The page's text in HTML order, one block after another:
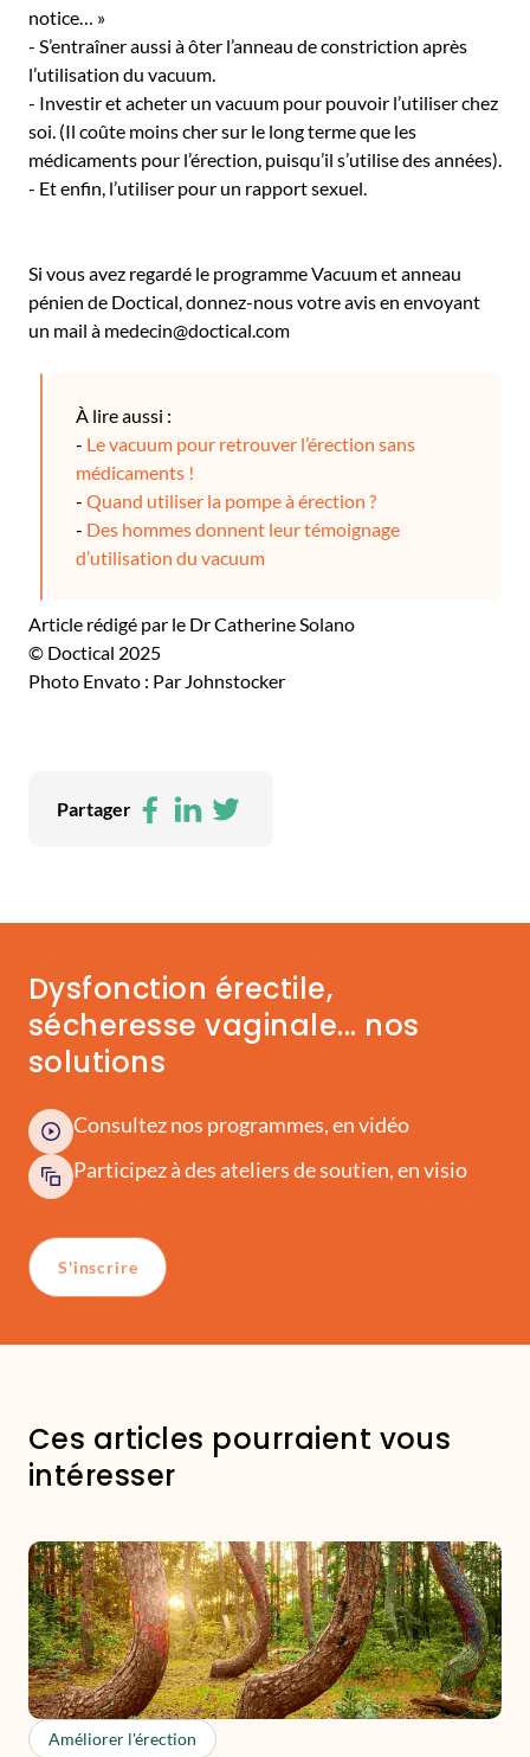
notice… »
- S’entraîner aussi à ôter l’anneau de constriction après
l’utilisation du vacuum.
- Investir et acheter un vacuum pour pouvoir l’utiliser chez
soi. (Il coûte moins cher sur le long terme que les
médicaments pour l’érection, puisqu’il s’utilise des années).
- Et enfin, l’utiliser pour un rapport sexuel.
Si vous avez regardé le programme Vacuum et anneau
pénien de Doctical, donnez-nous votre avis en envoyant
un mail à medecin@doctical.com
À lire aussi :
- Le vacuum pour retrouver l’érection sans
médicaments !
- Quand utiliser la pompe à érection ?
- Des hommes donnent leur témoignage
d’utilisation du vacuum
Article rédigé par le Dr Catherine Solano
© Doctical 2025
Photo Envato : Par Johnstocker
Partager Facebook
LinkedIn
Twitter
Dysfonction érectile,
sécheresse vaginale... nos
solutions
Consultez nos programmes, en vidéo
Participez à des ateliers de soutien, en visio
S'inscrire
Ces articles pourraient vous
intéresser
Améliorer l'érection